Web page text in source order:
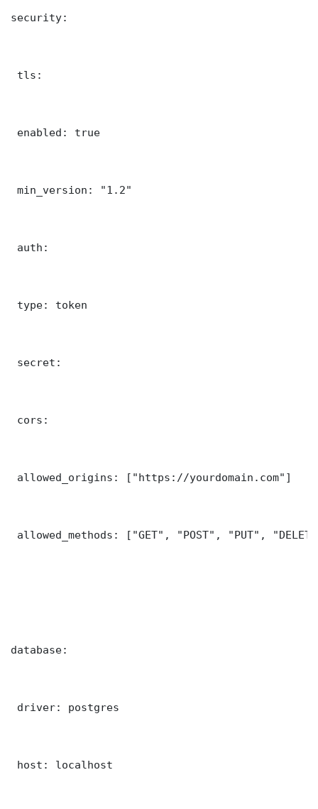
security:
tls:
enabled: true
min_version: "1.2"
auth:
type: token
secret:
cors:
allowed_origins: ["https://yourdomain.com"]
allowed_methods: ["GET", "POST", "PUT",
database:
driver: postgres
host: localhost